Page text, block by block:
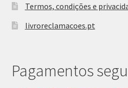
Termos, condições e
livroreclamacoes.pt
Pagamentos